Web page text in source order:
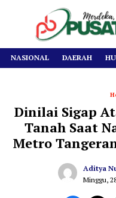
NASIONAL DAERAH
Dinilai Sigap
Tanah Saat
Metro
Aditya
Minggu,